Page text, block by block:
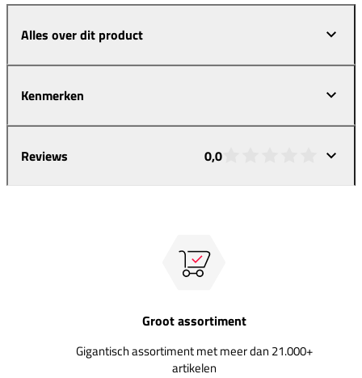
Alles over dit product
Kenmerken
Reviews 0,0
Groot assortiment
Gigantisch assortiment met meer dan 21.000+
artikelen